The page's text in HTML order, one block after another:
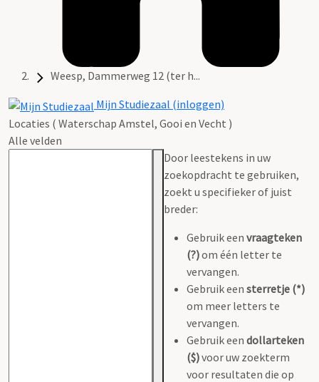
Weesp, Dammerweg 12 (ter h...
Mijn Studiezaal (inloggen)
Locaties ( Waterschap Amstel, Gooi en Vecht )
Alle velden
Door leestekens in uw
zoekopdracht te gebruiken,
zoekt u specifieker of juist
breder:
Gebruik een vraagteken
(?)om één letter te
vervangen.
Gebruik een sterretje (*)
om meer letters te
vervangen.
Gebruik een dollarteken
($)voor uw zoekterm
voor resultaten die op